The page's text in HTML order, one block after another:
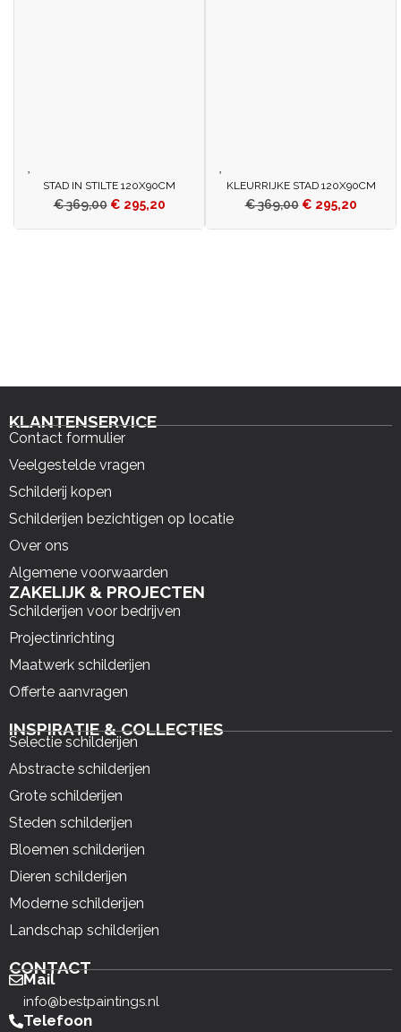
STAD IN STILTE 120X90CM
€369,00 € 295,20
KLEURRIJKE STAD 120X90CM
€369,00 € 295,20
KLANTENSERVICE
Contact formulier
Veelgestelde vragen
Schilderij kopen
Schilderijen bezichtigen op locatie
Over ons
Algemene voorwaarden
ZAKELIJK & PROJECTEN
Schilderijen voor bedrijven
Projectinrichting
Maatwerk schilderijen
Offerte aanvragen
INSPIRATIE & COLLECTIES
Selectie schilderijen
Abstracte schilderijen
Grote schilderijen
Steden schilderijen
Bloemen schilderijen
Dieren schilderijen
Moderne schilderijen
Landschap schilderijen
CONTACT
Mail
info@bestpaintings.nl
Telefoon